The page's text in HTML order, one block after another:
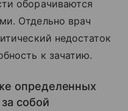
оборачиваются
Отдельно врач
недостаток
к зачатию.
определенных
собой